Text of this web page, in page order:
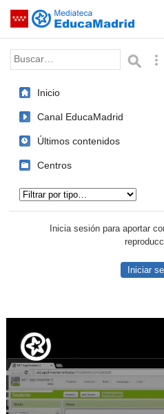
Saltar navegación
Palabra o frase:
Inicio
Canal EducaMadrid
Últimos contenidos
Centros
Inicia sesión para aportar
Iniciar